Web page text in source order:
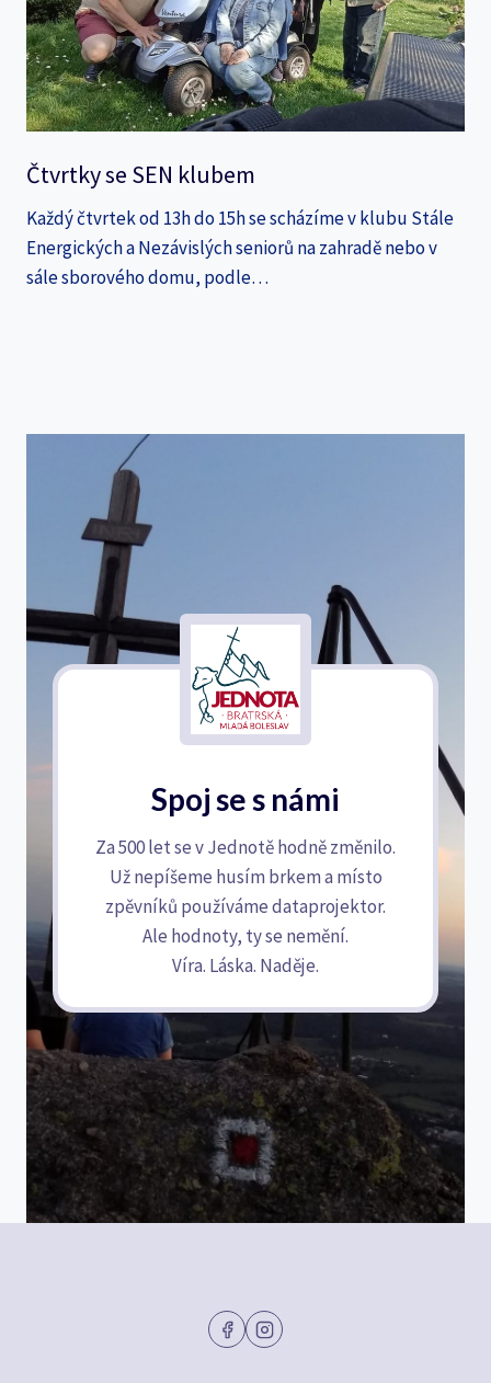
Čtvrtky se SEN klubem
Každý čtvrtek od 13h do 15h se scházíme v klubu Stále
Energických a Nezávislých seniorů na zahradě nebo v
sále sborového domu, podle…
Spoj se s námi
Za 500 let se v Jednotě hodně změnilo.
Už nepíšeme husím brkem a místo
zpěvníků používáme dataprojektor.
Ale hodnoty, ty se nemění.
Víra. Láska. Naděje.